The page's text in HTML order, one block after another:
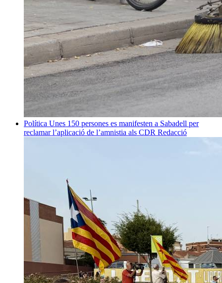
Política Unes 150 persones es manifesten a Sabadell per
reclamar l’aplicació de l’amnistia als CDR Redacció